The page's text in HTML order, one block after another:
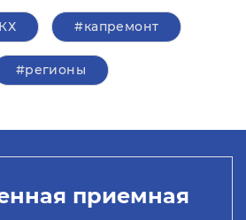
#капремонт
#регионы
приемная